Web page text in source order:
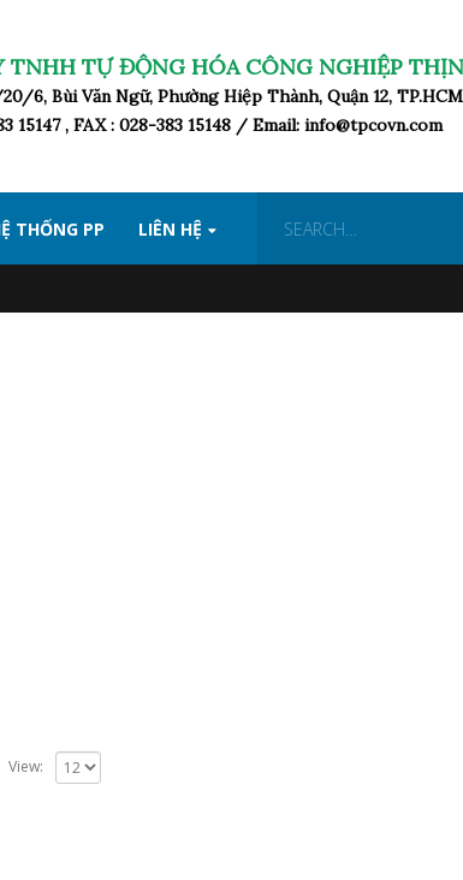
TNHH TỰ ĐỘNG HÓA CÔNG NGHIỆP
6, Bùi Văn Ngữ, Phường Hiệp Thành, Quận 12, TP.HCM
15147 , FAX : 028-383 15148 / Email: info@tpcovn.com
THỐNG PP LIÊN HỆ
View: